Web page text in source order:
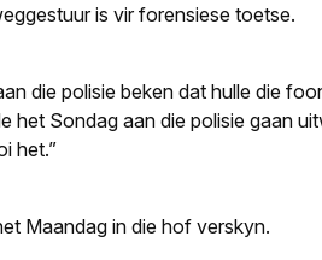
is vir forensiese toetse.
die polisie beken dat hulle die
het Sondag aan die polisie gaan
het.”
Maandag in die hof verskyn.